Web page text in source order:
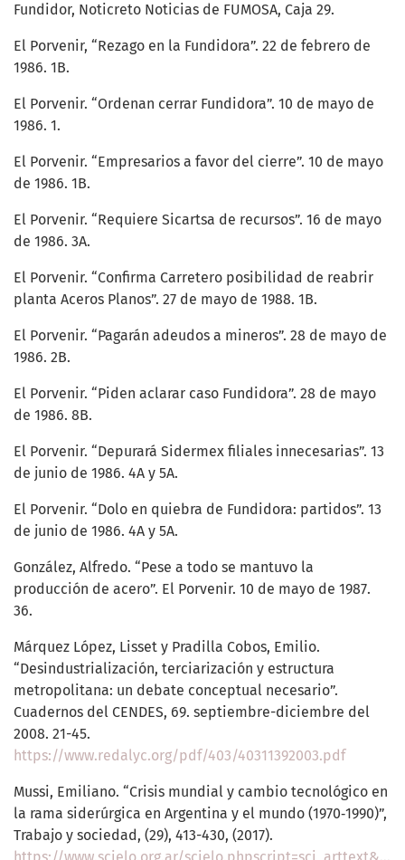
Fundidor, Noticreto Noticias de FUMOSA, Caja 29.
El Porvenir, “Rezago en la Fundidora”. 22 de febrero de
1986. 1B.
El Porvenir. “Ordenan cerrar Fundidora”. 10 de mayo de
1986. 1.
El Porvenir. “Empresarios a favor del cierre”. 10 de mayo
de 1986. 1B.
El Porvenir. “Requiere Sicartsa de recursos”. 16 de mayo
de 1986. 3A.
El Porvenir. “Confirma Carretero posibilidad de reabrir
planta Aceros Planos”. 27 de mayo de 1988. 1B.
El Porvenir. “Pagarán adeudos a mineros”. 28 de mayo de
1986. 2B.
El Porvenir. “Piden aclarar caso Fundidora”. 28 de mayo
de 1986. 8B.
El Porvenir. “Depurará Sidermex filiales innecesarias”. 13
de junio de 1986. 4A y 5A.
El Porvenir. “Dolo en quiebra de Fundidora: partidos”. 13
de junio de 1986. 4A y 5A.
González, Alfredo. “Pese a todo se mantuvo la
producción de acero”. El Porvenir. 10 de mayo de 1987.
36.
Márquez López, Lisset y Pradilla Cobos, Emilio.
“Desindustrialización, terciarización y estructura
metropolitana: un debate conceptual necesario”.
Cuadernos del CENDES, 69. septiembre-diciembre del
2008. 21-45.
https://www.redalyc.org/pdf/403/40311392003.pdf
Mussi, Emiliano. “Crisis mundial y cambio tecnológico en
la rama siderúrgica en Argentina y el mundo (1970‐1990)”,
Trabajo y sociedad, (29), 413-430, (2017).